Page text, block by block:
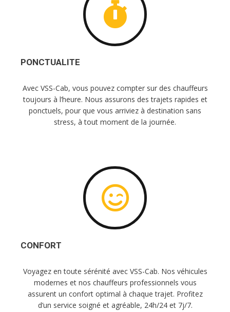
PONCTUALITE
Avec VSS-Cab, vous pouvez compter sur des chauffeurs
toujours à l’heure. Nous assurons des trajets rapides et
ponctuels, pour que vous arriviez à destination sans
stress, à tout moment de la journée.
CONFORT
Voyagez en toute sérénité avec VSS-Cab. Nos véhicules
modernes et nos chauffeurs professionnels vous
assurent un confort optimal à chaque trajet. Profitez
d’un service soigné et agréable, 24h/24 et 7j/7.